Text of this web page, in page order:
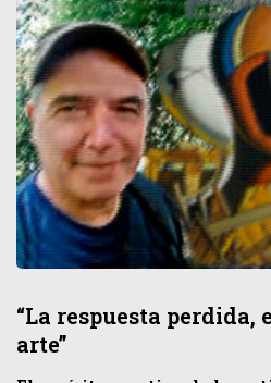
“La respuesta perdida,
arte”